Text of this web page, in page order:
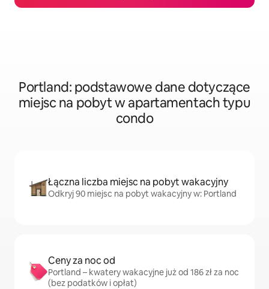
Portland: podstawowe dane dotyczące
miejsc na pobyt w apartamentach typu
condo
Łączna liczba miejsc na pobyt wakacyjny
Odkryj 90 miejsc na pobyt wakacyjny w: Portland
Ceny za noc od
Portland – kwatery wakacyjne już od 186 zł za noc
(bez podatków i opłat)